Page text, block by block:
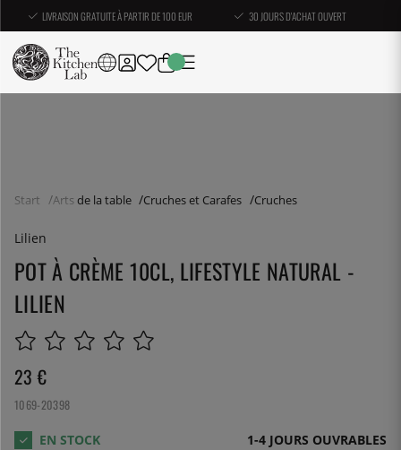
LIVRAISON GRATUITE À PARTIR DE 100 EUR 30 JOURS D'ACHAT OUVERT
Start Arts de la table Cruches et Carafes Cruches
Lilien
POT À CRÈME 10CL, LIFESTYLE NATURAL -
LILIEN
23 €
1069-20398
1-4 JOURS OUVRABLES